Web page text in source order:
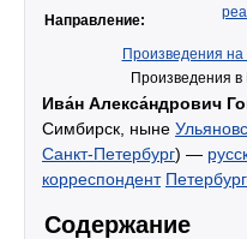
Направление:
Произведения на
Произведения в
Ива́н Алекса́ндрович
Симбирск, ныне
Санкт-Петербург) —
корреспондент
Содержание